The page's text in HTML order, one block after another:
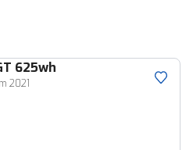
625wh
2021